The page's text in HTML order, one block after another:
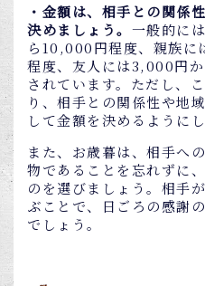
・金額は、相手との関係
決めましょう。 一般的に
ら10,000円程度、親族
程度、友人には3,000円
されています。ただし、
り、相手との関係性や地
して金額を決めるようにし
また、お歳暮は、相手へ
物であることを忘れずに
のを選びましょう。相手
ぶことで、日ごろの感謝
でしょう。